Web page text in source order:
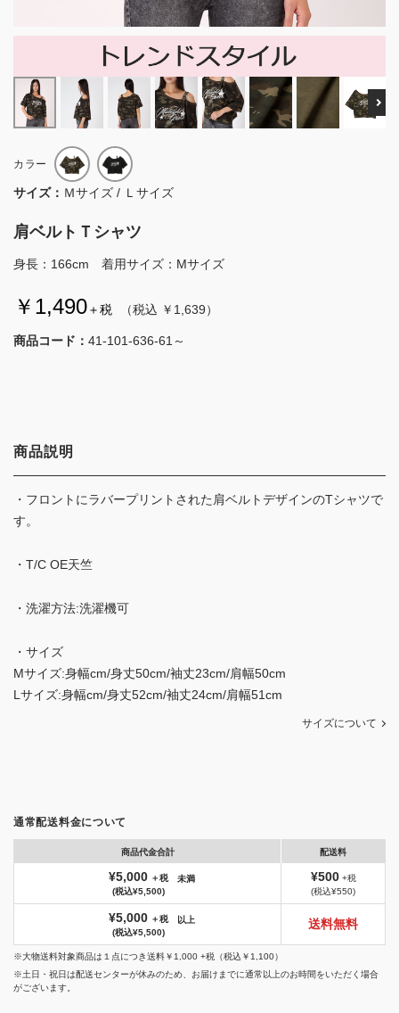
肩ベルトＴシャツ
身長：166cm 着用サイズ：Mサイズ
￥1,490＋税 （税込 ￥1,639）
商品コード： 41-101-636-61～
カラー
サイズ： Ｍサイズ / Ｌサイズ
商品説明
・フロントにラバープリントされた肩ベルトデザインのTシャツで
す。
・T/C OE天竺
・洗濯方法:洗濯機可
・サイズ
Mサイズ:身幅cm/身丈50cm/袖丈23cm/肩幅50cm
Lサイズ:身幅cm/身丈52cm/袖丈24cm/肩幅51cm
サイズについて
通常配送料金について
商品代金合計 配送料
¥5,000 ＋税
(税込¥5,500)
未満 ¥500+税
(税込¥550)
¥5,000 ＋税
(税込¥5,500)
以上 送料無料
※大物送料対象商品は１点につき送料￥1,000 +税（税込￥1,100）
※土日・祝日は配送センターが休みのため、お届けまでに通常以上のお時間をいただく場合
がございます。